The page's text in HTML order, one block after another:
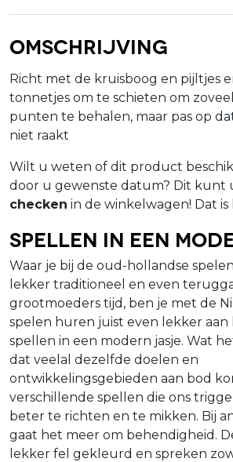
Omschrijving
Richt met de kruisboog en pijltjes
tonnetjes om te schieten om
punten te behalen, maar pas op
niet raakt
Wilt u weten of dit product
door u gewenste datum? Dit kunt
checken in de winkelwagen! Dat is
Spellen in een
Waar je bij de oud-hollandse
lekker traditioneel en even
grootmoeders tijd, ben je met de
spelen huren juist even lekker
spellen in een modern jasje. Wat
dat veelal dezelfde doelen en
ontwikkelingsgebieden aan bod
verschillende spellen die ons
beter te richten en te mikken. Bij
gaat het meer om behendigheid.
lekker fel gekleurd en spreken